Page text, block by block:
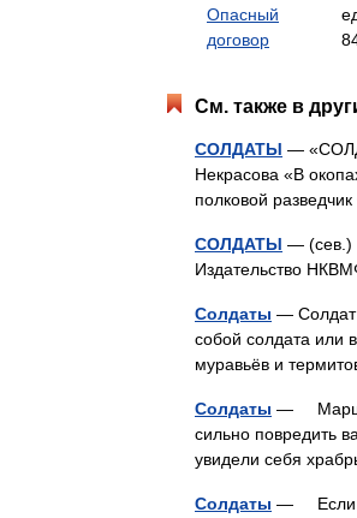
Опасный
договор
См. также в
СОЛДАТЫ —
Некрасова «В
полковой
СОЛДАТЫ — (сев.)
Издательство
Солдаты — Солдат
собой солдата или
муравьёв и
Солдаты —
сильно повредить
увидели себя
Солдаты — Если